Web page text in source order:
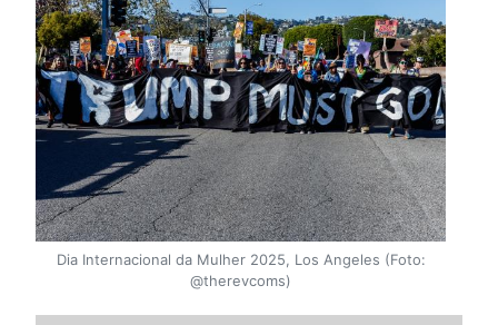
Dia Internacional da Mulher 2025, Los Angeles (Foto:
@therevcoms)